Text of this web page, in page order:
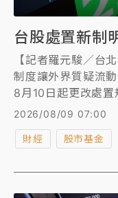
台股處置新制
【記者羅元駿／台
制度讓外界質疑流
8月10日起更改處
業日、提高撮合頻
股票判定方式，與
2026/08/09 07:00
財經 股市基金